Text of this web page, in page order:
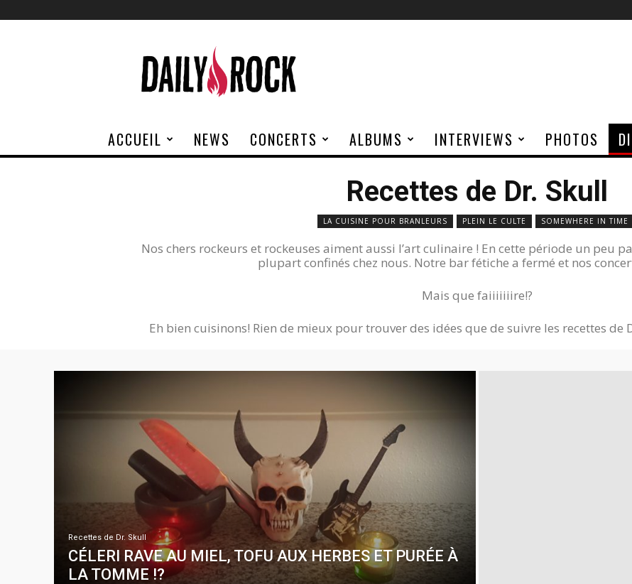
Rock
ACCUEIL NEWS CONCERTS ALBUMS INTERVIEWS PHOTOS
Recettes de Dr. Skull
LA CUISINE POUR BRANLEURS PLEIN LE CULTE SOMEWHERE IN TIME
Nos chers rockeurs et rockeuses aiment aussi l’art culinaire ! En cette période un peu
plupart confinés chez nous. Notre bar fétiche a fermé et nos
Mais que faiiiiiiire!?
Eh bien cuisinons! Rien de mieux pour trouver des idées que de suivre les recettes de
Recettes de Dr. Skull
CÉLERI RAVE AU MIEL, TOFU AUX HERBES ET PURÉE À
LA TOMME !?